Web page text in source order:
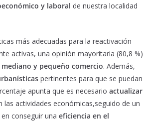
y laboral de nuestra localidad
más adecuadas para la reactivación
activas, una opinión mayoritaria (80,8 %)
y pequeño comercio. Además,
pertinentes para que se puedan
apunta que es necesario actualizar
las actividades económicas,seguido de un
conseguir una eficiencia en el